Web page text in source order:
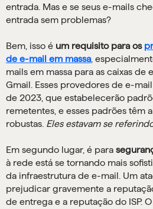
entrada. Mas e se seus e-mails
entrada sem problemas?
Bem, isso é um requisito para os
de e-mail em massa,
mails em massa para as caixas de
Gmail. Esses provedores de e-
de 2023, que estabelecerão
remetentes, e esses padrões têm
robustas. Eles estavam se
Em segundo lugar, é para
à rede está se tornando mais
da infraestrutura de e-mail. Um
prejudicar gravemente a
de entrega e a reputação do ISP.